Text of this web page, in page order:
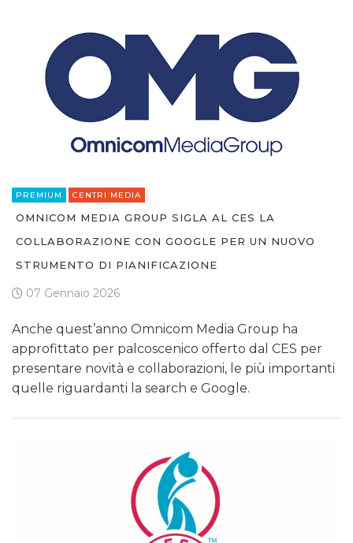
PREMIUM CENTRI MEDIA
OMNICOM MEDIA GROUP SIGLA AL CES LA
COLLABORAZIONE CON GOOGLE PER UN NUOVO
STRUMENTO DI PIANIFICAZIONE
07 Gennaio 2026
Anche quest’anno Omnicom Media Group ha
approfittato per palcoscenico offerto dal CES per
presentare novità e collaborazioni, le più importanti
quelle riguardanti la search e Google.